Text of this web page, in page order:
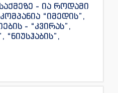
- ია როდამი
“იმედის”,
- “კვირას”,
ჟურნალისტების